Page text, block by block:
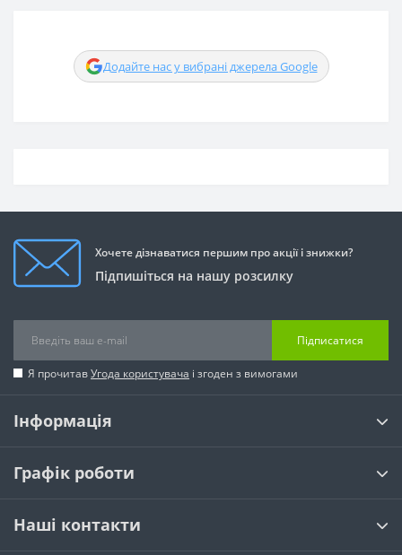
Додайте нас у вибрані джерела Google
Хочете дізнаватися першим про акції і знижки?
Підпишіться на нашу розсилку
Підписатися
Я прочитавУгода користувача і згоден з вимогами
Інформація
Графік роботи
Наші контакти